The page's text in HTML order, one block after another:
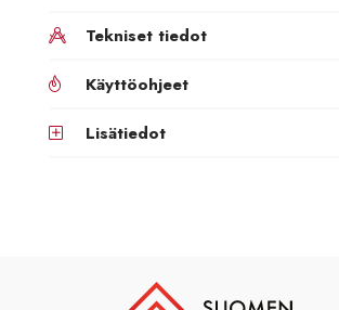
Tekniset tiedot
Käyttöohjeet
Lisätiedot